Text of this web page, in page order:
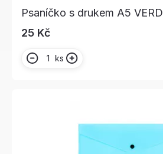
Psaníčko s drukem A5
25 Kč
ks